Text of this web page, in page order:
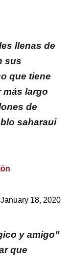
llenas de
sus
que tiene
más largo
de
saharaui
January 18, 2020
y amigo”
que